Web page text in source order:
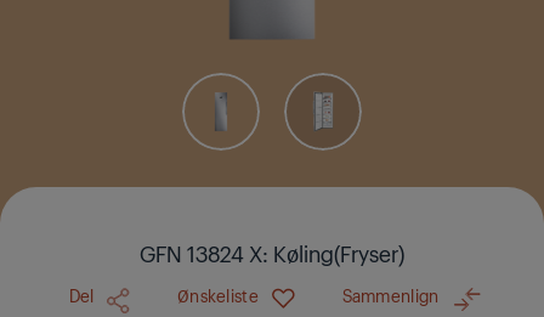
GFN 13824 X: Køling(Fryser)
Del Ønskeliste Sammenlign